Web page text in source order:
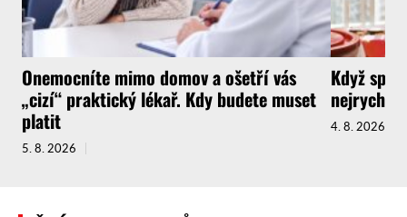
Onemocníte mimo domov a ošetří vás
„cizí“ praktický lékař. Kdy budete muset
platit
5. 8. 2026
Když
4. 8. 2026